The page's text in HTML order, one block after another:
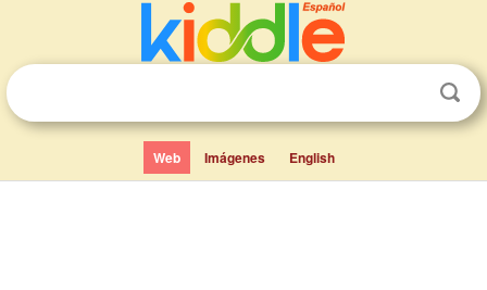
Web Imágenes English